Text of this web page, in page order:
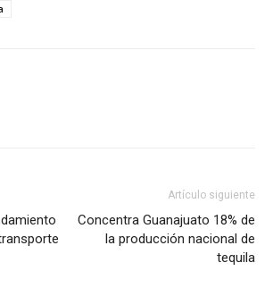
Artículo siguiente
Concentra Guanajuato 18% de
la producción nacional de
tequila